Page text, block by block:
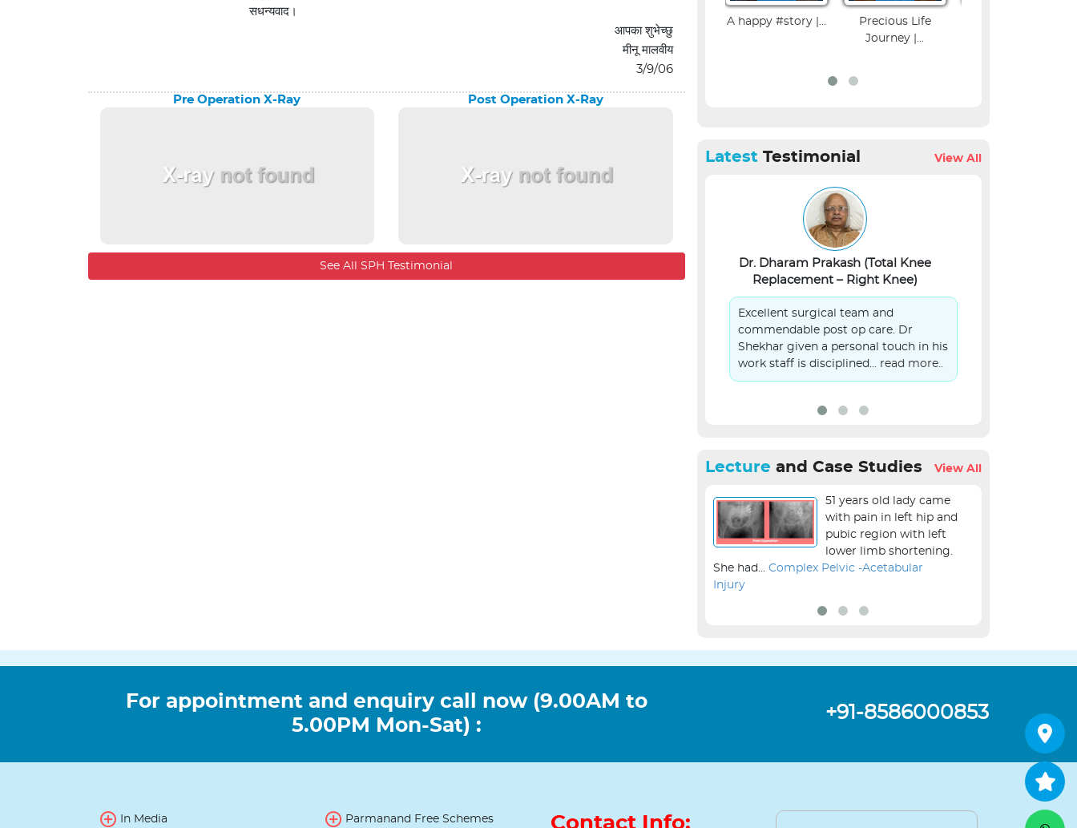
सधन्यवाद।
आपका शुभेच्छु
मीनू मालवीय
3/9/06
Pre Operation X-Ray Post Operation X-Ray
See All SPH Testimonial
A happy #story |...
Precious Life
Journey |...
LatestTestimonial View All
Dr. Dharam Prakash (Total Knee
Replacement – Right Knee)
Excellent surgical team and
commendable post op care. Dr
Shekhar given a personal touch in his
work staff is disciplined... read more..
Lecture and Case Studies View All
51 years old lady came
with pain in left hip and
pubic region with left
lower limb shortening.
She had... Complex Pelvic -Acetabular
Injury
For appointment and enquiry call now (9.00AM to
5.00PM Mon-Sat) :
+91-8586000853
In Media Parmanand Free Schemes Contact Info: